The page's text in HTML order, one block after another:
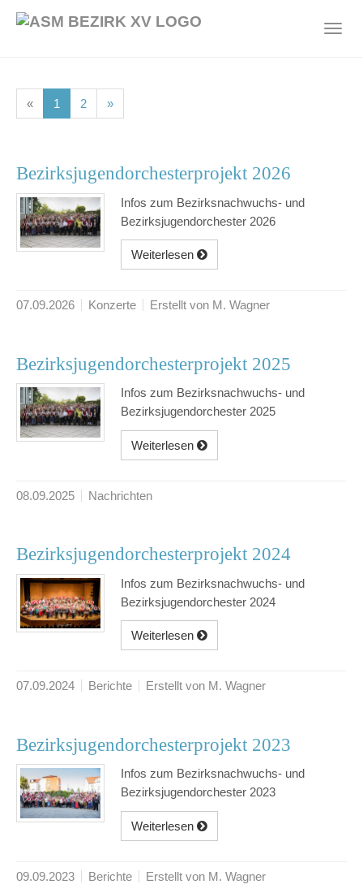
« 1 (current)
2(current)
»
Bezirksjugendorchesterprojekt 2026
Infos zum Bezirksnachwuchs- und
Bezirksjugendorchester 2026
Weiterlesen
07.09.2026 Konzerte Erstellt von M. Wagner
Bezirksjugendorchesterprojekt 2025
Infos zum Bezirksnachwuchs- und
Bezirksjugendorchester 2025
Weiterlesen
08.09.2025 Nachrichten
Bezirksjugendorchesterprojekt 2024
Infos zum Bezirksnachwuchs- und
Bezirksjugendorchester 2024
Weiterlesen
07.09.2024 Berichte Erstellt von M. Wagner
Bezirksjugendorchesterprojekt 2023
Infos zum Bezirksnachwuchs- und
Bezirksjugendorchester 2023
Weiterlesen
09.09.2023 Berichte Erstellt von M. Wagner